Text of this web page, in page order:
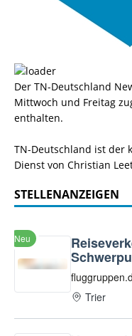
Der TN-Deutschland
Mittwoch und Freitag
enthalten.
TN-Deutschland ist der
Dienst von Christian
STELLENANZEIGEN